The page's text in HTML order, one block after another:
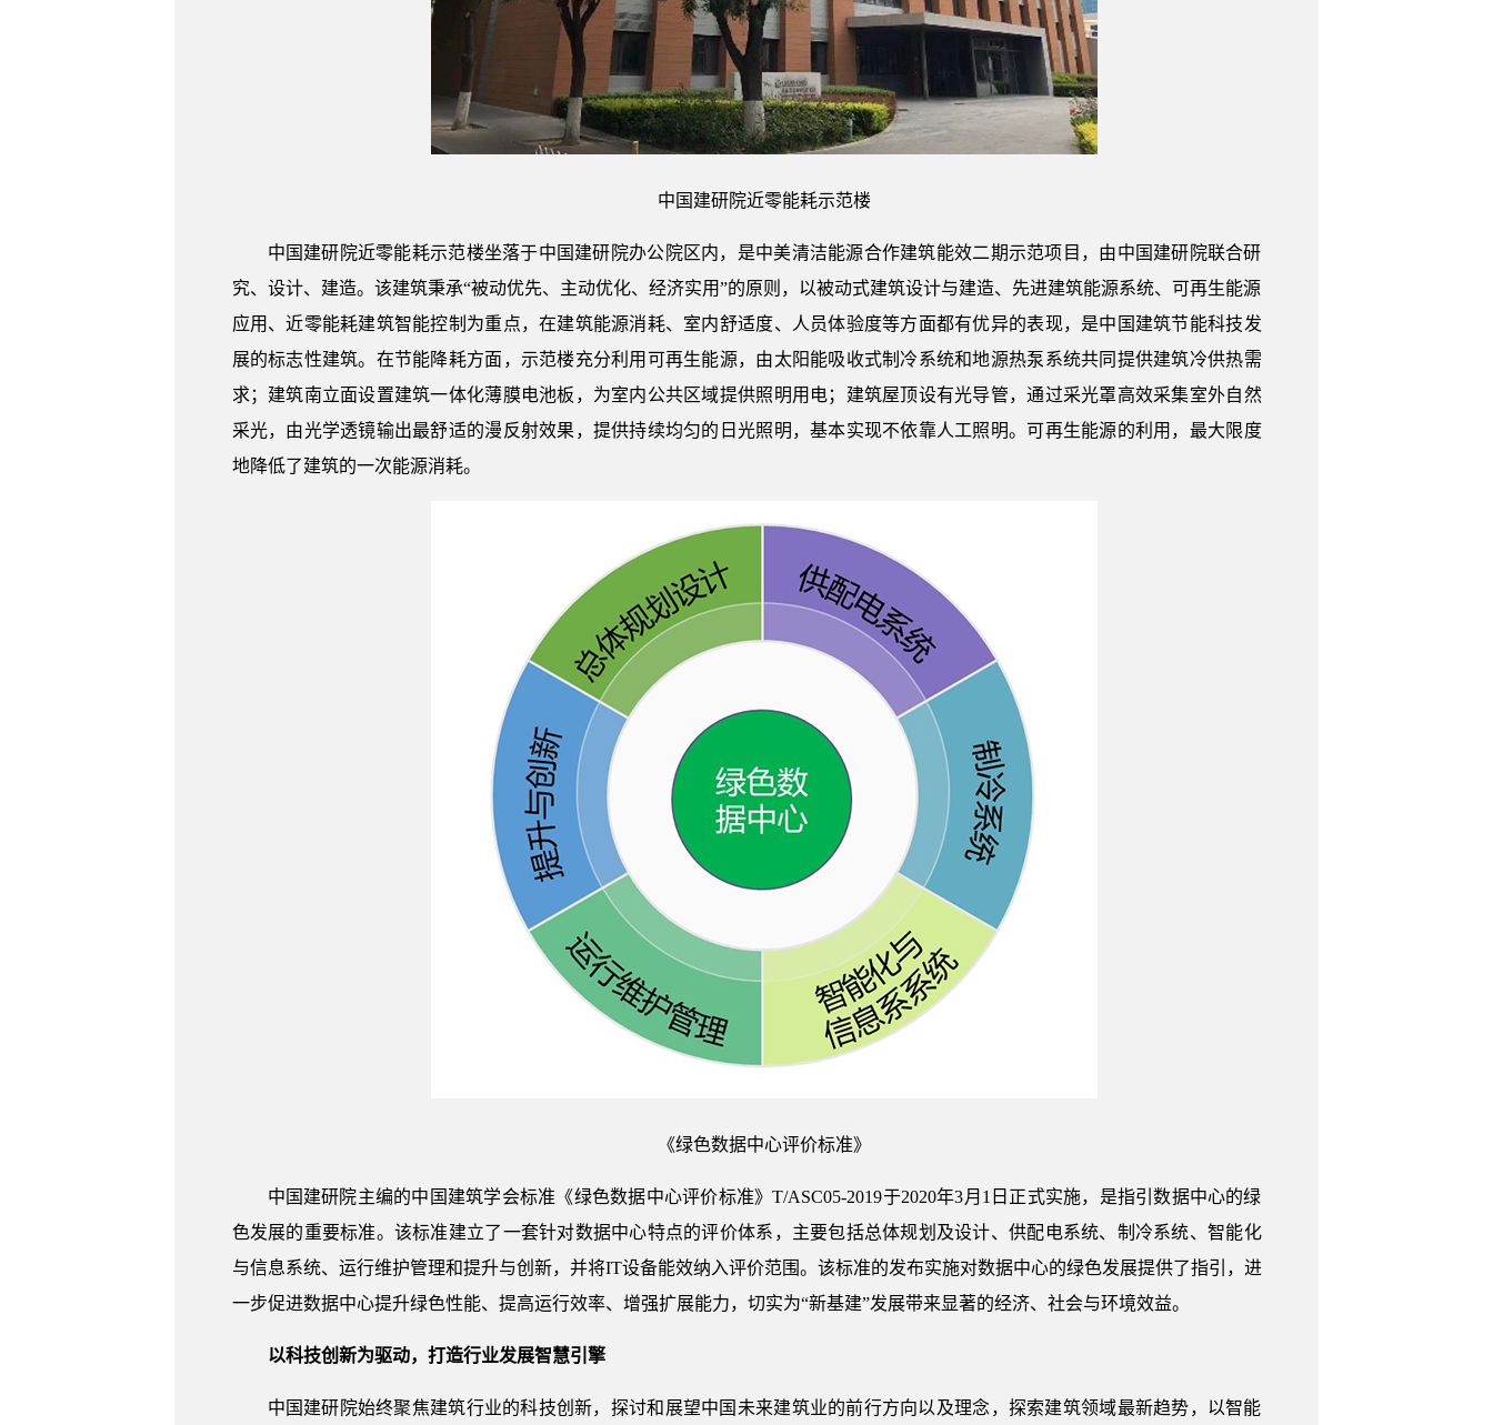
中国建研院近零能耗示范楼
中国建研院近零能耗示范楼坐落于中国建研院办公院区内，是中美清洁能源合作建筑能效二期示范项目，由中国建研院联合研
究、设计、建造。该建筑秉承“被动优先、主动优化、经济实用”的原则，以被动式建筑设计与建造、先进建筑能源系统、可再生能源
应用、近零能耗建筑智能控制为重点，在建筑能源消耗、室内舒适度、人员体验度等方面都有优异的表现，是中国建筑节能科技发
展的标志性建筑。在节能降耗方面，示范楼充分利用可再生能源，由太阳能吸收式制冷系统和地源热泵系统共同提供建筑冷供热需
求；建筑南立面设置建筑一体化薄膜电池板，为室内公共区域提供照明用电；建筑屋顶设有光导管，通过采光罩高效采集室外自然
采光，由光学透镜输出最舒适的漫反射效果，提供持续均匀的日光照明，基本实现不依靠人工照明。可再生能源的利用，最大限度
地降低了建筑的一次能源消耗。
《绿色数据中心评价标准》
中国建研院主编的中国建筑学会标准《绿色数据中心评价标准》T/ASC05-2019于2020年3月1日正式实施，是指引数据中心的绿
色发展的重要标准。该标准建立了一套针对数据中心特点的评价体系，主要包括总体规划及设计、供配电系统、制冷系统、智能化
与信息系统、运行维护管理和提升与创新，并将IT设备能效纳入评价范围。该标准的发布实施对数据中心的绿色发展提供了指引，进
一步促进数据中心提升绿色性能、提高运行效率、增强扩展能力，切实为“新基建”发展带来显著的经济、社会与环境效益。
以科技创新为驱动，打造行业发展智慧引擎
中国建研院始终聚焦建筑行业的科技创新，探讨和展望中国未来建筑业的前行方向以及理念，探索建筑领域最新趋势，以智能